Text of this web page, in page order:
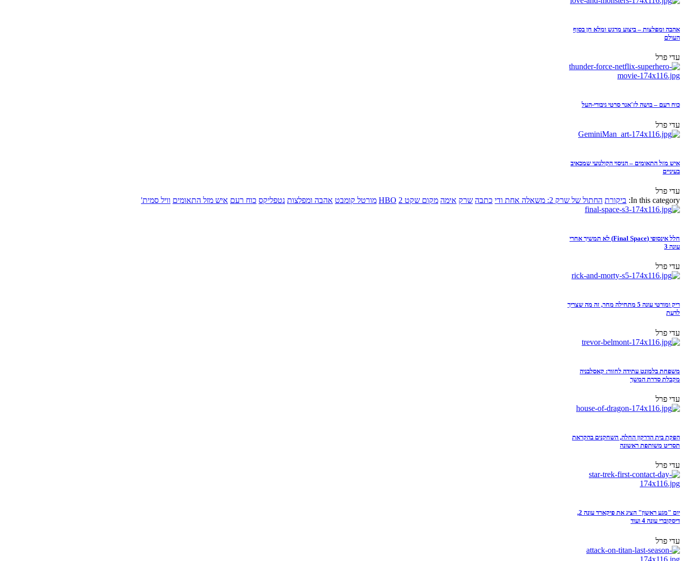
אהבה ומפלצות – ביצוע מרגש ומלא חן בסוף
העולם
עדי פרל
כוח רעם – בושה לז'אנר סרטי גיבורי-העל
עדי פרל
איש מזל התאומים – הניסוי הקולנועי שמכאיב
בעיניים
עדי פרל
In this category: ביקורת החתול של שרק 2: משאלה אחת ודי כתבה שרק אימה מקום שקט 2 HBO מורטל קומבט אהבה ומפלצות נטפליקס כוח רעם איש מזל התאומים וויל סמית'
חלל אינסופי (Final Space) לא תמשיך אחרי
עונה 3
עדי פרל
ריק ומורטי עונה 5 מתחילה מחר, זה מה שצריך
לדעת
עדי פרל
משפחת בלמונט עתידה לחזור: קאסלבניה
מקבלת סדרת המשך
עדי פרל
הפקת בית הדרקון החלה, השחקנים בהקראת
תסריט משותפת ראשונה
עדי פרל
יום "מגע ראשון" הציג את פיקארד עונה 2,
דיסקוברי עונה 4 ועוד
עדי פרל